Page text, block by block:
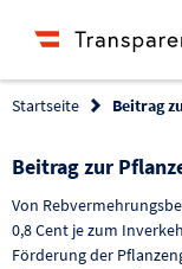
Startseite Beitrag
Beitrag zur
Von
0,8 Cent je zum
Förderung der